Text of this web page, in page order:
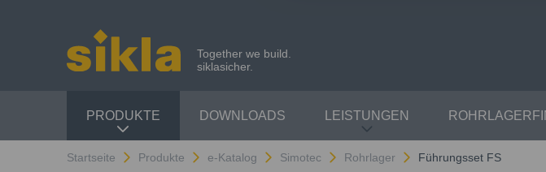
Together we build.
siklasicher.
PRODUKTE DOWNLOADS LEISTUNGEN
Startseite Produkte e-Katalog Simotec Rohrlager Führungsset FS